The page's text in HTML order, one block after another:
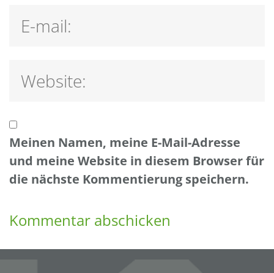
Meinen Namen, meine E-Mail-Adresse
und meine Website in diesem Browser für
die nächste Kommentierung speichern.